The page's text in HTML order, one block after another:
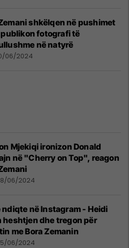
shkëlqen në pushimet
publikon fotografi të
në natyrë
06/2024
Mjekiqi ironizon Donald
në "Cherry on Top", reagon
06/2024
ndiqte në Instagram - Heidi
heshtjen dhe tregon për
me Bora Zemanin
06/2024